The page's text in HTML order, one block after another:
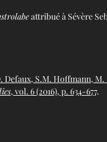
attribué à Sévère
S.M. Hoffmann,
, vol. 6 (2016), p. 634-677.